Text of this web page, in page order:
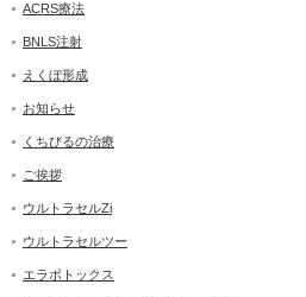
ACRS療法
BNLS注射
えくぼ形成
お知らせ
くちびるの治療
ご挨拶
ウルトラセルZi
ウルトラセルツー
エラボトックス